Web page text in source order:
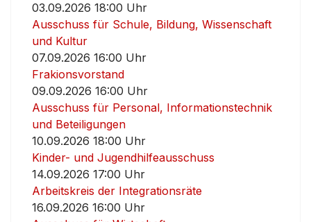
03.09.2026 18:00 Uhr
Ausschuss für Schule, Bildung, Wissenschaft
und Kultur
07.09.2026 16:00 Uhr
Frakionsvorstand
09.09.2026 16:00 Uhr
Ausschuss für Personal, Informationstechnik
und Beteiligungen
10.09.2026 18:00 Uhr
Kinder- und Jugendhilfeausschuss
14.09.2026 17:00 Uhr
Arbeitskreis der Integrationsräte
16.09.2026 16:00 Uhr